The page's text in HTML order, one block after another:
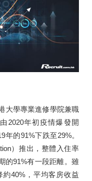
大學專業進修學院兼職
2020年初疫情爆發開
的91%下跌至29%。
）推出，整體入住率
的91%有一段距離。雖
40%，平均客房收益